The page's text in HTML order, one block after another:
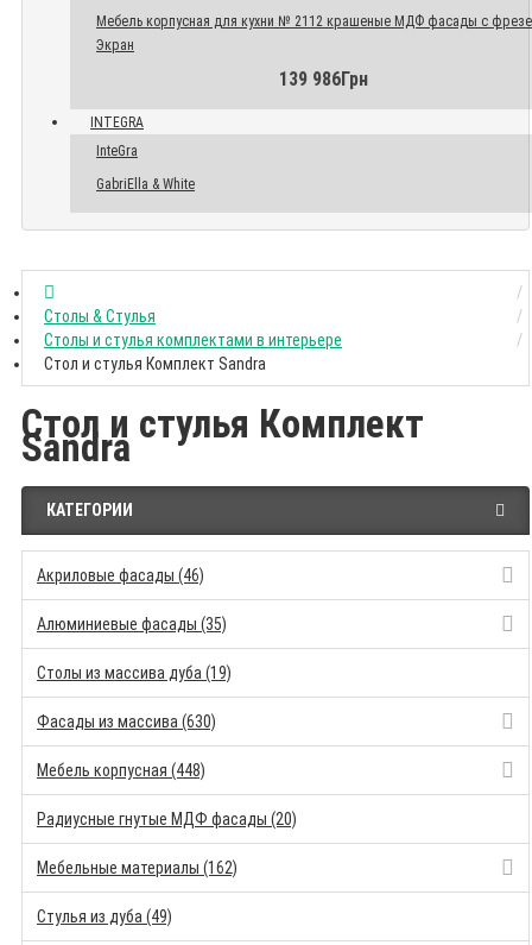
Мебель корпусная для кухни № 2112 крашеные МДФ фасады с
Экран
139 986Грн
INTEGRA
InteGra
GabriElla & White
Столы & Стулья
Столы и стулья комплектами в интерьере
Стол и стулья Комплект Sandra
Стол и стулья Комплект
Sandra
КАТЕГОРИИ
Акриловые фасады (46)
Алюминиевые фасады (35)
Столы из массива дуба (19)
Фасады из массива (630)
Мебель корпусная (448)
Радиусные гнутые МДФ фасады (20)
Мебельные материалы (162)
Стулья из дуба (49)